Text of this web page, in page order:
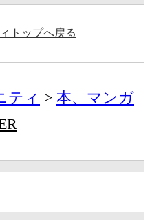
トップへ戻る
ティ
本、マンガ